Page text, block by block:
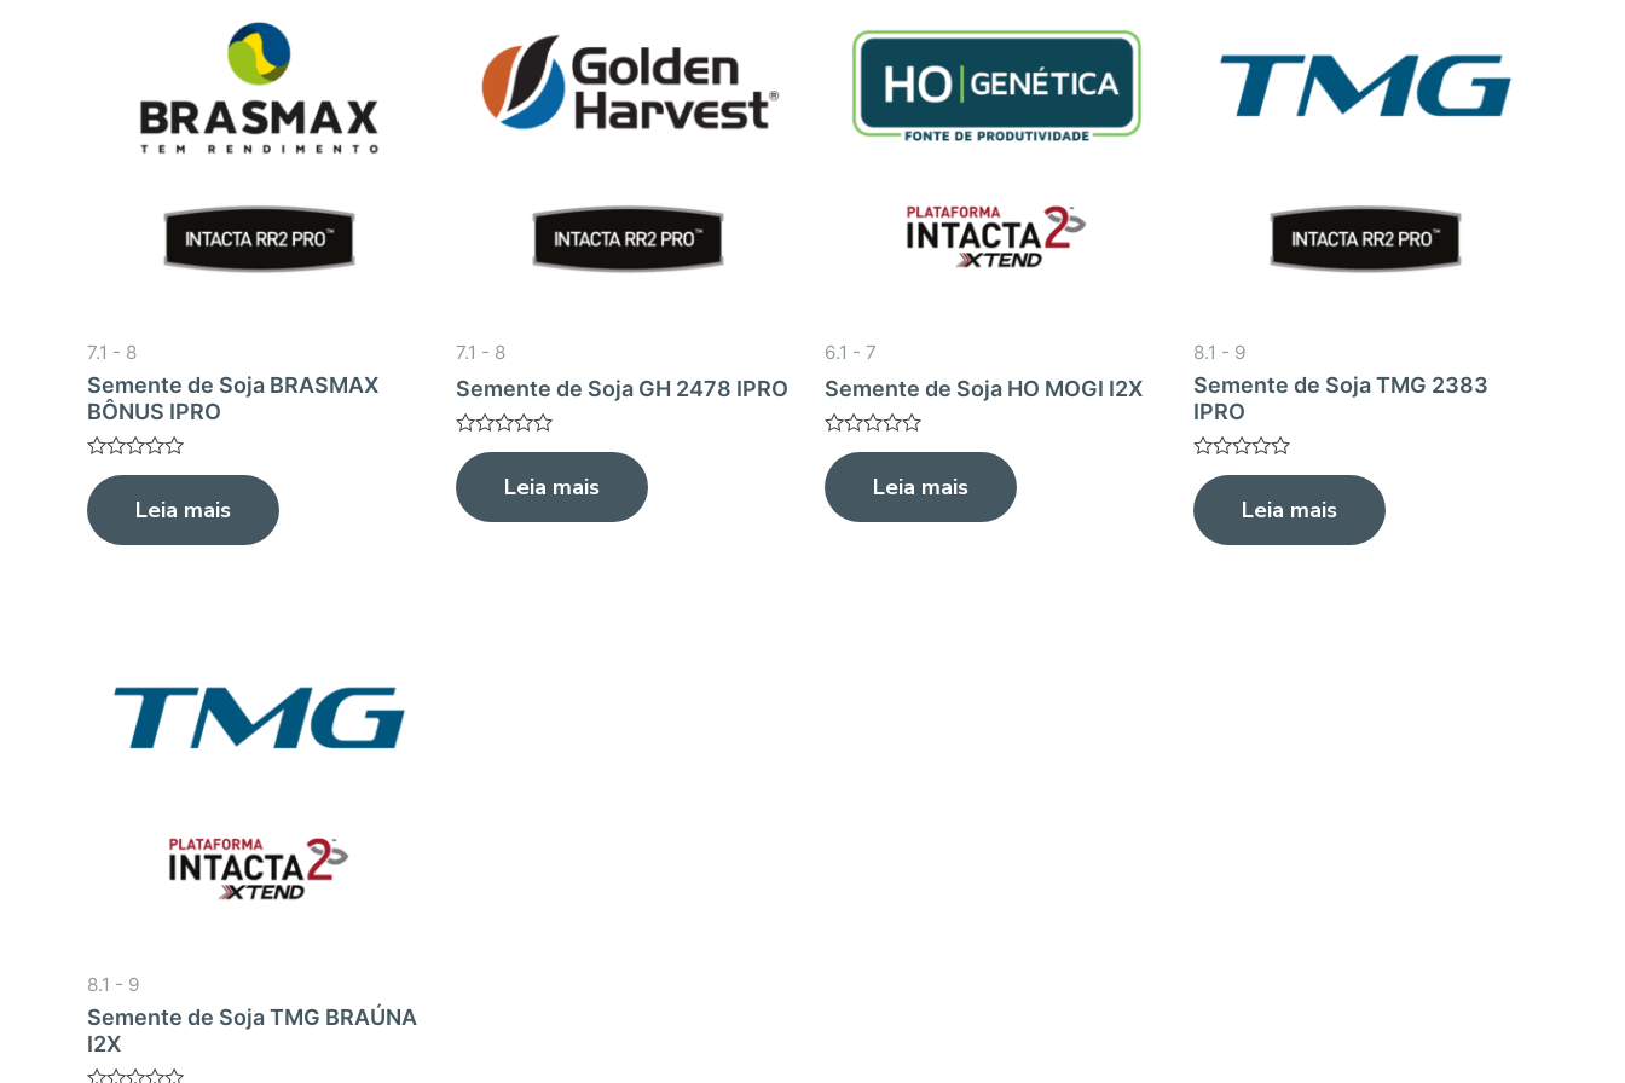
7.1 - 8
Semente de Soja BRASMAX
BÔNUS IPRO
Avaliação
0
de
5
Leia mais
7.1 - 8
Semente de Soja GH 2478 IPRO
Avaliação
0
de
5
Leia mais
6.1 - 7
Semente de Soja HO MOGI I2X
Avaliação
0
de
5
Leia mais
8.1 - 9
Semente de Soja TMG 2383
IPRO
Avaliação
0
de
5
Leia mais
8.1 - 9
Semente de Soja TMG BRAÚNA
I2X